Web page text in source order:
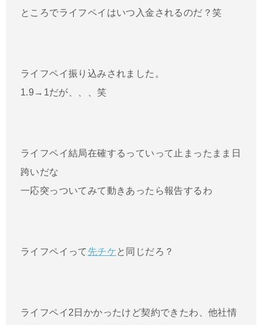
ところでライフペイはいつ入金されるのだ？笑
ライフペイ振り込みされました。
1.9→1だが、、、笑
ライフペイ結局在確するっていって止まったまま日
跨いだな
一応突っついてみて動きあったら報告するわ
ライフペイって 先チケ と同じだろ？
ライフペイ2日かかったけど契約できたわ、他社情